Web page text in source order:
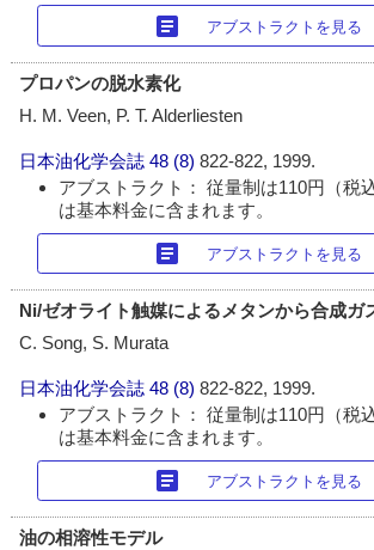
article アブストラクトを見る
プロパンの脱水素化
H. M. Veen, P. T. Alderliesten
日本油化学会誌 48 (8)822-822, 1999.
アブストラクト： 従量制は110円（税
は基本料金に含まれます。
article アブストラクトを見る
Ni/ゼオライト触媒によるメタンから合成ガ
C. Song, S. Murata
日本油化学会誌 48 (8)822-822, 1999.
アブストラクト： 従量制は110円（税
は基本料金に含まれます。
article アブストラクトを見る
油の相溶性モデル